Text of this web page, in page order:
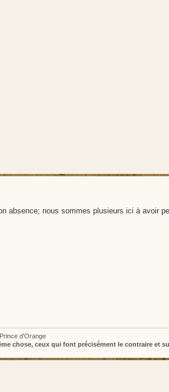
absence; nous sommes plusieurs ici à avoir
d'Orange
chose, ceux qui font précisément le contraire et